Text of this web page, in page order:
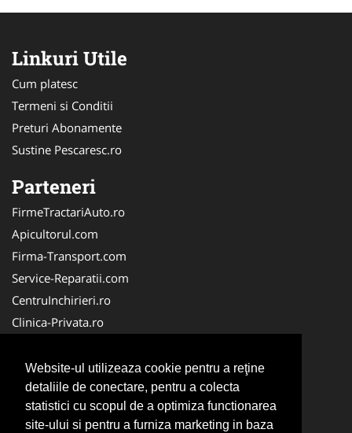
Website-ul utilizeaza cookie pentru a reţine
detaliile de conectare, pentru a colecta
statistici cu scopul de a optimiza functionarea
site-ului si pentru a furniza marketing in baza
Linkuri Utile
Cum platesc
Termeni si Conditii
Preturi Abonamente
Sustine Pescaresc.ro
Parteneri
FirmeTractariAuto.ro
Apicultorul.com
Firma-Transport.com
Service-Reparatii.com
CentruInchirieri.ro
Clinica-Privata.ro
Servicii-DDD.com
Birouri-Cadastru.ro
Centru-Copiere.ro